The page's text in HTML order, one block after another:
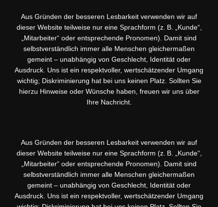
Aus Gründen der besseren Lesbarkeit verwenden wir auf
dieser Website teilweise nur eine Sprachform (z. B. „Kunde“,
„Mitarbeiter“ oder entsprechende Pronomen). Damit sind
selbstverständlich immer alle Menschen gleichermaßen
gemeint – unabhängig von Geschlecht, Identität oder
Ausdruck. Uns ist ein respektvoller, wertschätzender Umgang
wichtig; Diskriminierung hat bei uns keinen Platz. Sollten Sie
hierzu Hinweise oder Wünsche haben, freuen wir uns über
Ihre Nachricht.
Aus Gründen der besseren Lesbarkeit verwenden wir auf
dieser Website teilweise nur eine Sprachform (z. B. „Kunde“,
„Mitarbeiter“ oder entsprechende Pronomen). Damit sind
selbstverständlich immer alle Menschen gleichermaßen
gemeint – unabhängig von Geschlecht, Identität oder
Ausdruck. Uns ist ein respektvoller, wertschätzender Umgang